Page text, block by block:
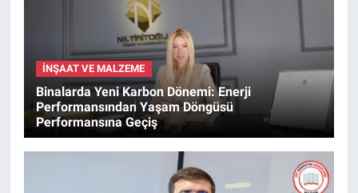
İNŞAAT VE MALZEME
Binalarda Yeni Karbon Dönemi: Enerji
Performansından Yaşam Döngüsü
Performansına Geçiş